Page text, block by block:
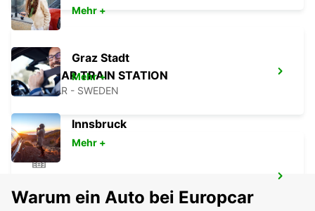
KALMAR TRAIN STATION
KALMAR - SWEDEN
KALMAR - SWEDEN
Mehr +
Graz Stadt
Mehr +
Innsbruck
Mehr +
Warum ein Auto bei Europcar